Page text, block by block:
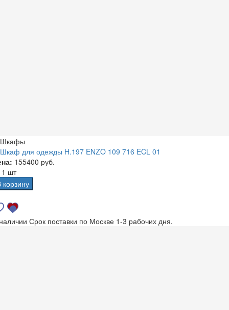
Шкафы
Шкаф для одежды H.197 ENZO 109 716 ECL 01
155400 руб.
1 шт
корзину
Срок поставки по Москве 1-3 рабочих дня.